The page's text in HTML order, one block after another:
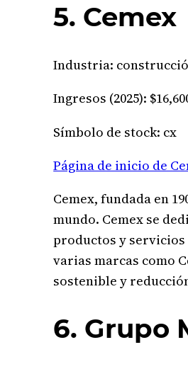
5. Cemex
Industria:
Ingresos (2025):
Símbolo de stock: cx
Página de inicio de
Cemex, fundada en
mundo. Cemex se
productos y servicios
varias marcas como
sostenible y
6. Grupo